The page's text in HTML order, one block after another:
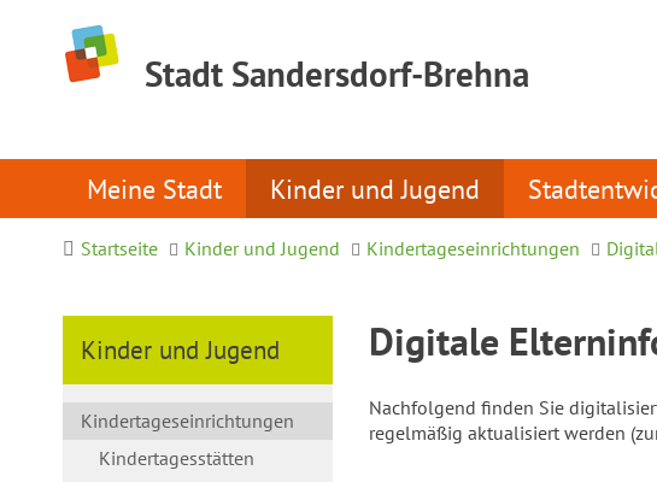
Stadt Sandersdorf-Brehna
Meine Stadt Kinder und Jugend
Startseite Kinder und Jugend Kindertageseinrichtungen
Kinder und Jugend
Kindertageseinrichtungen
Kindertagesstätten
Digitale
Nachfolgend finden Sie
regelmäßig aktualisiert werden